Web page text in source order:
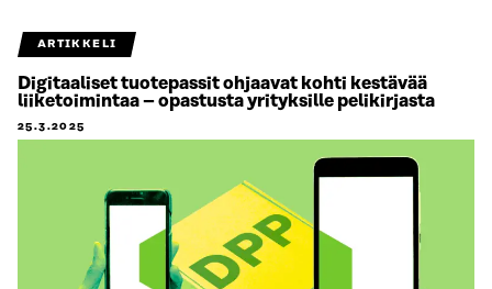
ARTIKKELI
Digitaaliset tuotepassit ohjaavat kohti kestävää
liiketoimintaa – opastusta yrityksille pelikirjasta
25.3.2025